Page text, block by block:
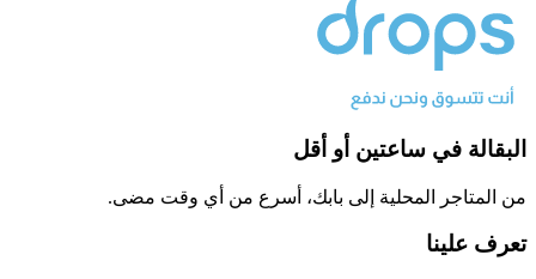
البقالة في ساعتين أو أقل
من المتاجر المحلية إلى بابك، أسرع من أي وقت مضى.
تعرف علينا